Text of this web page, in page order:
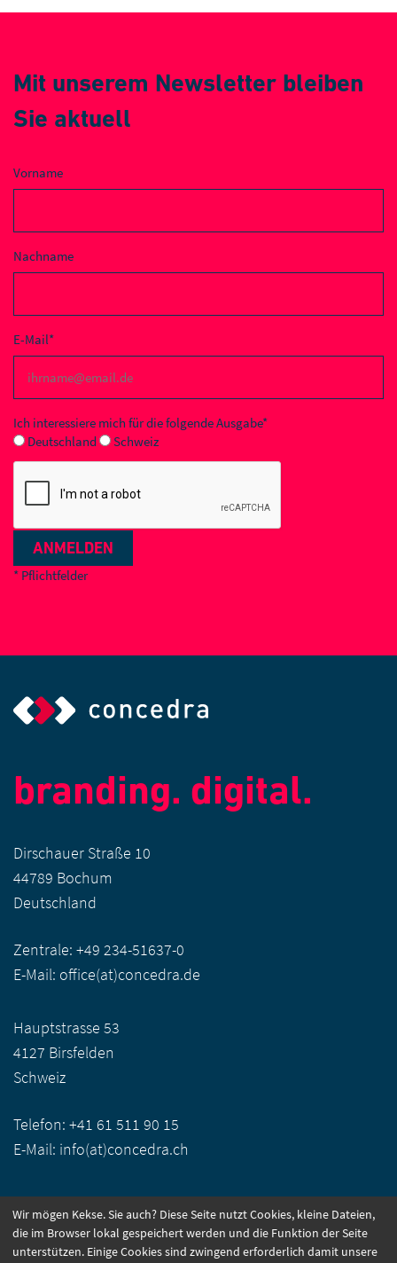
Mit unserem Newsletter bleiben
Sie aktuell
Vorname
Nachname
E-Mail*
Ich interessiere mich für die folgende Ausgabe*
Deutschland
Schweiz
ANMELDEN
* Pflichtfelder
branding. digital.
Dirschauer Straße 10
44789 Bochum
Deutschland
Zentrale: +49 234-51637-0
E-Mail: office(at)concedra.de
Hauptstrasse 53
4127 Birsfelden
Schweiz
Telefon: +41 61 511 90 15
E-Mail: info(at)concedra.ch
CONNECT WITH US:
Wir mögen Kekse. Sie auch? Diese Seite nutzt Cookies, kleine Dateien,
die im Browser lokal gespeichert werden und die Funktion der Seite
unterstützen. Einige Cookies sind zwingend erforderlich damit unsere